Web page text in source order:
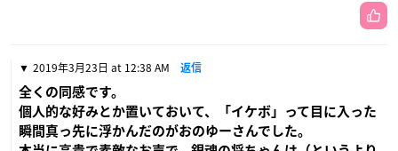
2019年3月23日 at 12:38 AM 返信
全くの同感です。
個人的な好みとか置いておいて、「イケボ」って目に入った
瞬間真っ先に浮かんだのがおのゆーさんでした。